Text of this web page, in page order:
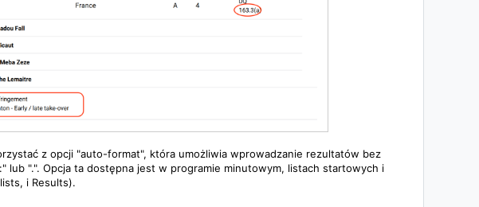
z opcji "auto-format", która umożliwia wprowadzanie rezultatów bez
lub ".". Opcja ta dostępna jest w programie minutowym, listach startowych i
i Results).